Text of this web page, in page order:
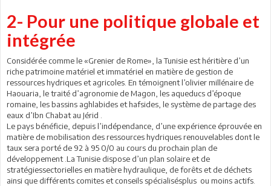
2- Pour une politique globale et
intégrée
Considérée comme le «Grenier de Rome», la Tunisie est héritière d’un
riche patrimoine matériel et immatériel en matière de gestion de
ressources hydriques et agricoles. En témoignent l’olivier millénaire de
Haouaria, le traité d’agronomie de Magon, les aqueducs d’époque
romaine, les bassins aghlabides et hafsides, le système de partage des
eaux d’Ibn Chabat au Jérid .
Le pays bénéficie, depuis l’indépendance, d’une expérience éprouvée en
matière de mobilisation des ressources hydriques renouvelables dont le
taux sera porté de 92 à 95 0/0 au cours du prochain plan de
développement .La Tunisie dispose d’un plan solaire et de
stratégiessectorielles en matière hydraulique, de forêts et de déchets
ainsi que différents comites et conseils spécialisésplus ou moins actifs.